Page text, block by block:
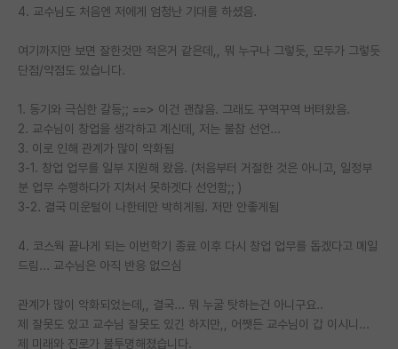
PI 전용 게시판
인문사회 계열 게시판
반도체/AI 게시판
장학금/장학생 게시판
학술 정보 게시판
커리어
유학교육
이벤트
4. 교수님도 처음엔 저에게 엄청난 기대를 하셨음.
여기까지만 보면 잘한것만 적은거 같은데,, 뭐 누구나 그렇듯, 모두가 그렇듯
단점/약점도 있습니다.
1. 동기와 극심한 갈등;; ==> 이건 괜찮음. 그래도 꾸역꾸역 버텨왔음.
2. 교수님이 창업을 생각하고 계신데, 저는 불참 선언...
3. 이로 인해 관계가 많이 악화됨
3-1. 창업 업무를 일부 지원해 왔음. (처음부터 거절한 것은 아니고, 일정부
분 업무 수행하다가 지쳐서 못하겟다 선언함;; )
3-2. 결국 미운털이 나한테만 박히게됨. 저만 안좋게됨
4. 코스웍 끝나게 되는 이번학기 종료 이후 다시 창업 업무를 돕겠다고 메일
드림... 교수님은 아직 반응 없으심
관계가 많이 악화되었는데,, 결국... 뭐 누굴 탓하는건 아니구요..
제 잘못도 있고 교수님 잘못도 있긴 하지만,, 어쨋든 교수님이 갑 이시니...
제 미래와 진로가 불투명해졌습니다.